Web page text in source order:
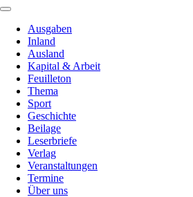
Ausgaben
Inland
Ausland
Kapital & Arbeit
Feuilleton
Thema
Sport
Geschichte
Beilage
Leserbriefe
Verlag
Veranstaltungen
Termine
Über uns